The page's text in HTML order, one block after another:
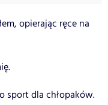
opierając ręce na
sport dla chłopaków.